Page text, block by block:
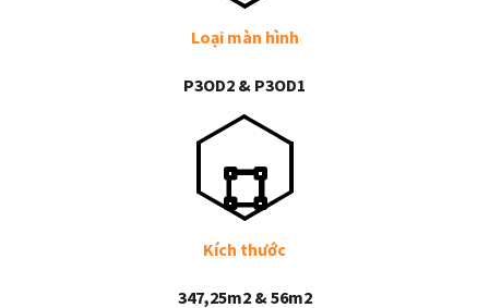
Loại màn hình
P3OD2 & P3OD1
Kích thước
347,25m2 & 56m2